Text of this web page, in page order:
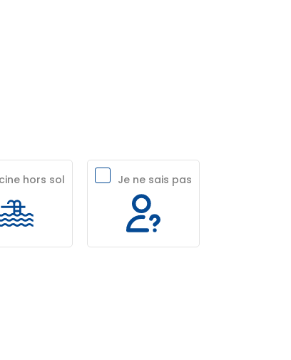
hors sol Je ne sais pas